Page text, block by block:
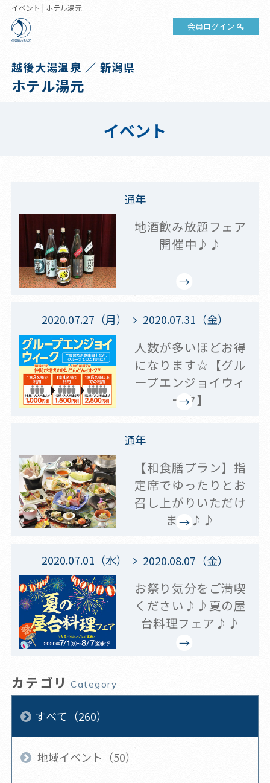
イベント | ホテル湯元
会員ログイン
越後大湯温泉 ／ 新潟県
ホテル湯元
イベント
通年
地酒飲み放題フェア
開催中♪♪
2020.07.27（月） 2020.07.31（金）
人数が多いほどお得
になります☆【グル
ープエンジョイウィ
ーク】
通年
【和食膳プラン】指
定席でゆったりとお
召し上がりいただけ
ます♪♪
2020.07.01（水） 2020.08.07（金）
お祭り気分をご満喫
ください♪♪夏の屋
台料理フェア♪♪
カテゴリ Category
すべて（260）
地域イベント（50）